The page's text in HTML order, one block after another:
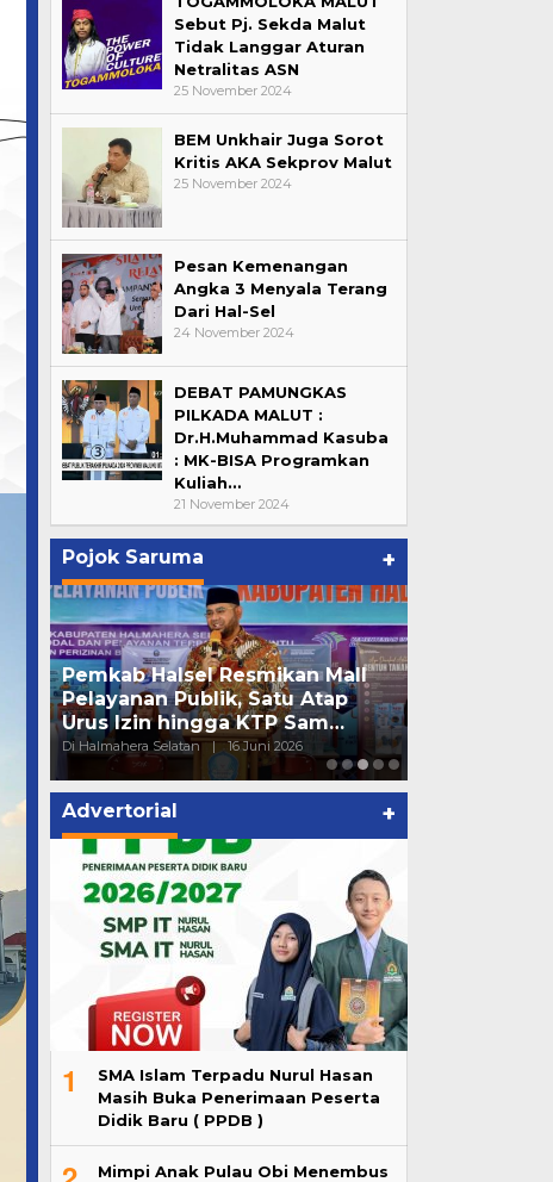
Sebut Pj. Sekda Malut
Tidak Langgar Aturan
Netralitas ASN
25 November 2024
BEM Unkhair Juga Sorot
Kritis AKA Sekprov Malut
25 November 2024
Pesan Kemenangan
Angka 3 Menyala Terang
Dari Hal-Sel
24 November 2024
DEBAT PAMUNGKAS
PILKADA MALUT :
Dr.H.Muhammad Kasuba
: MK-BISA Programkan
Kuliah…
21 November 2024
Pojok Saruma +
Pimpin Apel Gabungan, Ini
Pesan Bupati Hal-Sel
Di Halmahera Selatan | 16 Juni 2026
Advertorial +
1
SMA Islam Terpadu Nurul Hasan
Masih Buka Penerimaan Peserta
Didik Baru ( PPDB )
Mimpi Anak Pulau Obi Menembus